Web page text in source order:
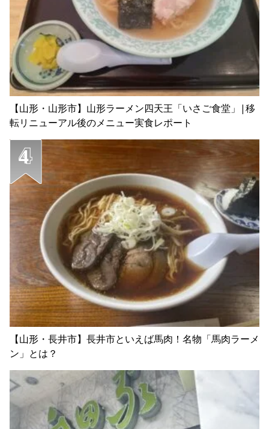
【山形・山形市】山形ラーメン四天王「いさご食堂」|移
転リニューアル後のメニュー実食レポート
【山形・長井市】長井市といえば馬肉！名物「馬肉ラーメ
ン」とは？